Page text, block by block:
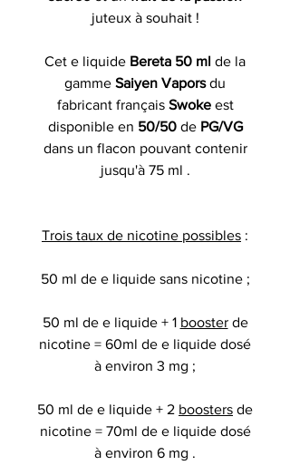
juteux à souhait !
Cet e liquide Bereta 50 ml de la
gamme Saiyen Vaporsdu
fabricant français Swoke est
disponible en 50/50de PG/VG
dans un flacon pouvant contenir
jusqu'à 75 ml .
Trois taux de nicotine possibles :
50 ml de e liquide sans nicotine ;
50 ml de e liquide + 1 boosterde
nicotine = 60ml de e liquide dosé
à environ 3 mg ;
50 ml de e liquide + 2 boosters de
nicotine = 70ml de e liquide dosé
à environ 6 mg .